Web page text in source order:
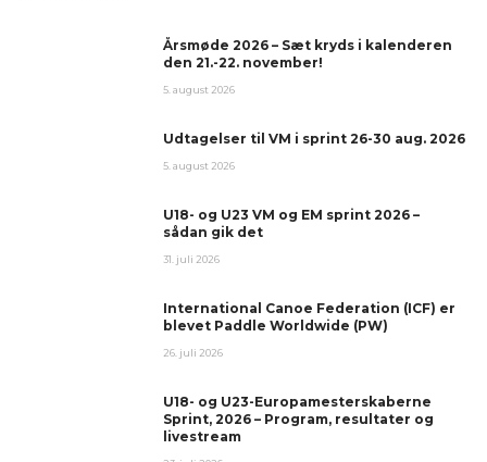
Årsmøde 2026 – Sæt kryds i kalenderen
den 21.-22. november!
5. august 2026
Udtagelser til VM i sprint 26-30 aug. 2026
5. august 2026
U18- og U23 VM og EM sprint 2026 –
sådan gik det
31. juli 2026
International Canoe Federation (ICF) er
blevet Paddle Worldwide (PW)
26. juli 2026
U18- og U23-Europamesterskaberne
Sprint, 2026 – Program, resultater og
livestream